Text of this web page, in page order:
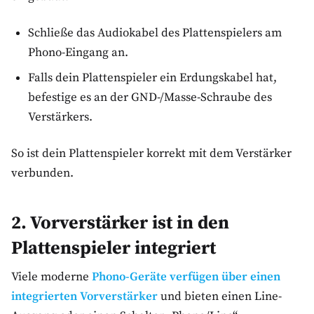
Schließe das Audiokabel des Plattenspielers am
Phono-Eingang an.
Falls dein Plattenspieler ein Erdungskabel hat,
befestige es an der GND-/Masse-Schraube des
Verstärkers.
So ist dein Plattenspieler korrekt mit dem Verstärker
verbunden.
2. Vorverstärker ist in den
Plattenspieler integriert
Viele moderne Phono-Geräte verfügen über einen
integrierten Vorverstärkerund bieten einen Line-